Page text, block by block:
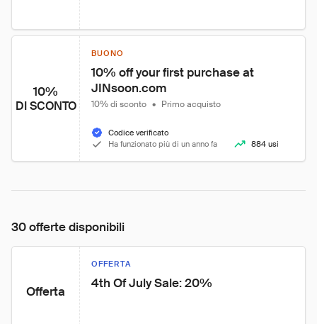
10%
DI SCONTO
BUONO
10% off your first purchase at
JINsoon.com
10% di sconto • Primo acquisto
Codice verificato
Ha funzionato più di un anno fa
884 usi
30 offerte disponibili
Offerta
OFFERTA
4th Of July Sale: 20%